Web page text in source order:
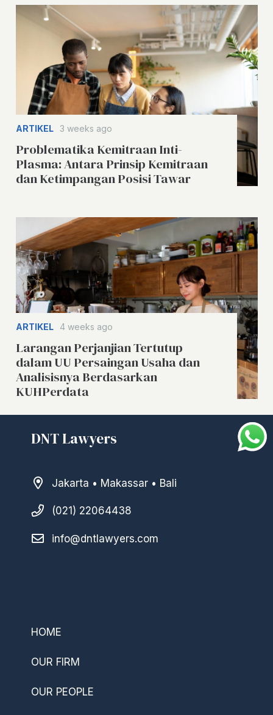
ARTIKEL 3 weeks ago
Problematika Kemitraan Inti-
Plasma: Antara Prinsip Kemitraan
dan Ketimpangan Posisi Tawar
ARTIKEL 4 weeks ago
Larangan Perjanjian Tertutup
dalam UU Persaingan Usaha dan
Analisisnya Berdasarkan
KUHPerdata
DNT Lawyers
Jakarta • Makassar • Bali
(021) 22064438
info@dntlawyers.com
HOME
OUR FIRM
OUR PEOPLE